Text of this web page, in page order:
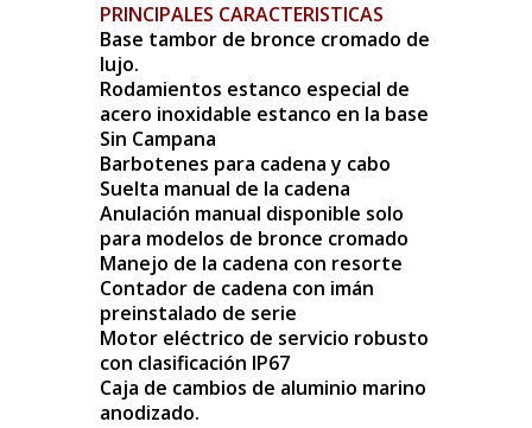
PRINCIPALES CARACTERISTICAS
Base tambor de bronce cromado de
lujo.
Rodamientos estanco especial de
acero inoxidable estanco en la base
Sin Campana
Barbotenes para cadena y cabo
Suelta manual de la cadena
Anulación manual disponible solo
para modelos de bronce cromado
Manejo de la cadena con resorte
Contador de cadena con imán
preinstalado de serie
Motor eléctrico de servicio robusto
con clasificación IP67
Caja de cambios de aluminio marino
anodizado.